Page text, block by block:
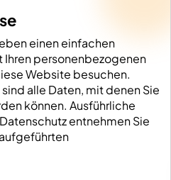
einen einfachen
personenbezogenen
Website besuchen.
alle Daten, mit denen Sie
können. Ausführliche
entnehmen Sie